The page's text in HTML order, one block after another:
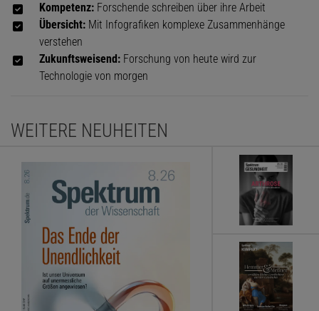
Kompetenz: Forschende schreiben über ihre Arbeit
Übersicht: Mit Infografiken komplexe Zusammenhänge
verstehen
Zukunftsweisend: Forschung von heute wird zur
Technologie von morgen
WEITERE NEUHEITEN